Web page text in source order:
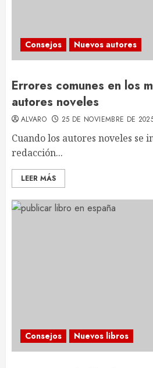
Consejos Nuevos autores
Errores comunes en los
autores noveles
ALVARO 25 DE NOVIEMBRE DE
Cuando los autores noveles se
redacción...
LEER MÁS
Consejos Nuevos libros